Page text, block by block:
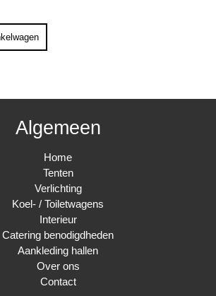
Algemeen
Home
Tenten
Verlichting
Koel- / Toiletwagens
Interieur
Catering benodigdheden
Aankleding hallen
Over ons
Contact